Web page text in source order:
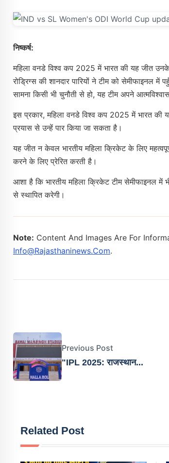
निष्कर्ष:
महिला वनडे विश्व कप 2025 में भारत की यह जीत उनके
रोड्रिग्स की शानदार पारियों ने टीम को सेमीफाइनल
सामना किसी भी चुनौती से हो, यह टीम अपने
इस प्रकार, महिला वनडे विश्व कप 2025 में भारत की
प्रयास से उन्हें पार किया जा सकता है।
यह जीत न केवल भारतीय महिला क्रिकेट के लिए
करने के लिए प्रेरित करती है।
आशा है कि भारतीय महिला क्रिकेट टीम सेमीफाइनल में
से स्थापित करेगी।
Note: Content And Images Are For
Info@rajasthaninews.com.
Previous Post
"IPL 2025: राजस्थान...
Related Post